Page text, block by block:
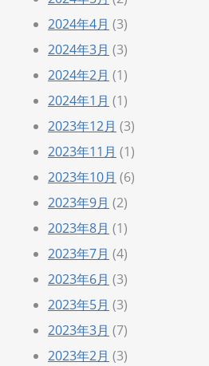
2024年4月 (3)
2024年3月 (3)
2024年2月 (1)
2024年1月 (1)
2023年12月 (3)
2023年11月 (1)
2023年10月 (6)
2023年9月 (2)
2023年8月 (1)
2023年7月 (4)
2023年6月 (3)
2023年5月 (3)
2023年3月 (7)
2023年2月 (3)